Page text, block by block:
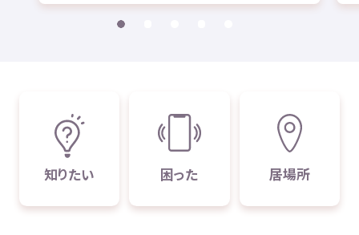
知りたい 困った 居場所